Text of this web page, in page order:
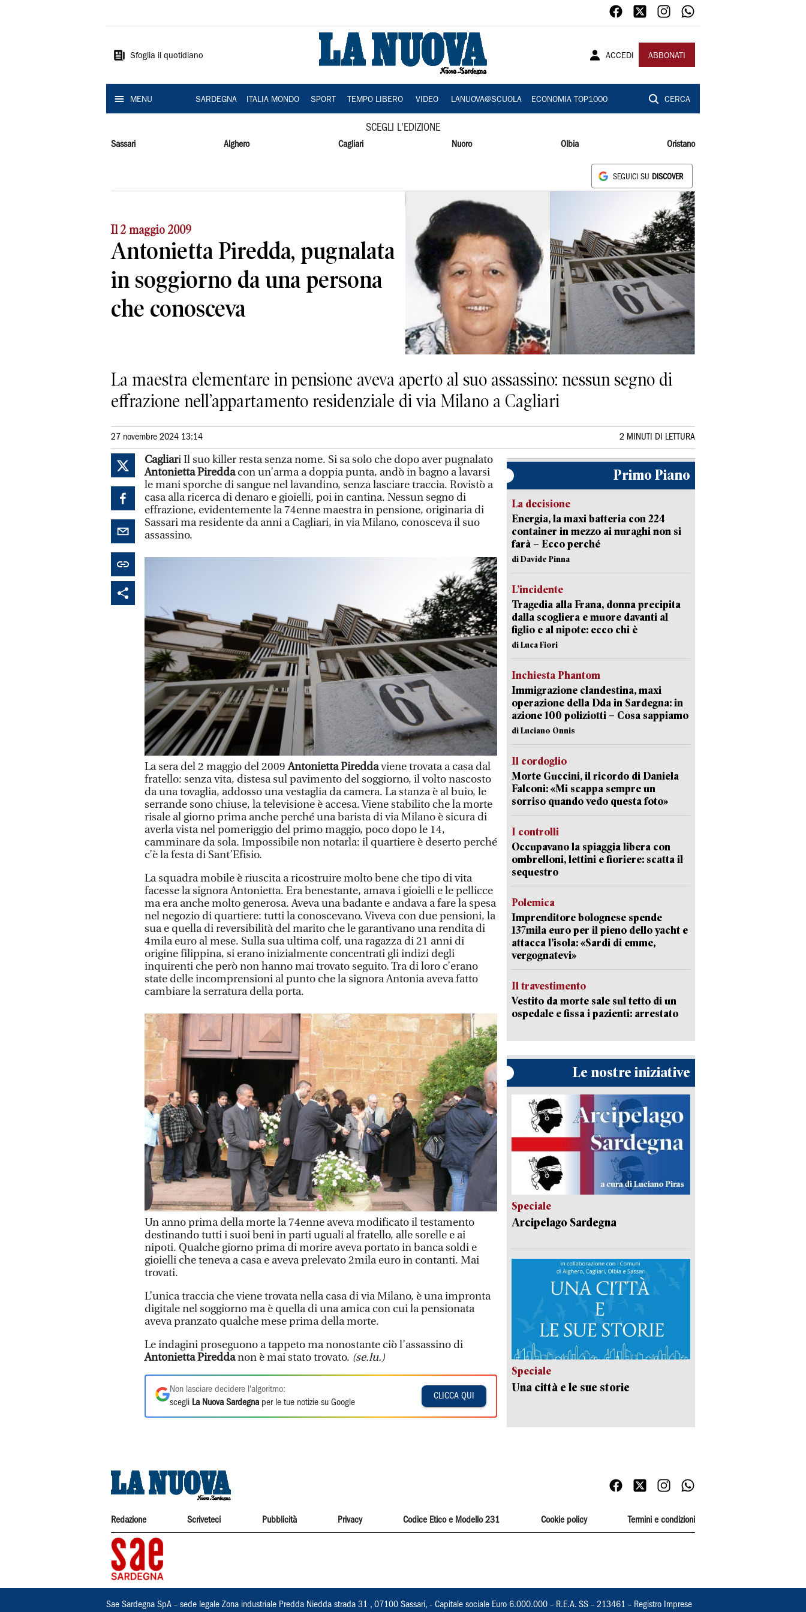
Sardegna
Sfoglia il quotidiano ACCEDI ABBONATI
MENU SARDEGNA ITALIA MONDO SPORT TEMPO LIBERO VIDEO LANUOVA@SCUOLA ECONOMIA TOP1000 CERCA
SCEGLI L'EDIZIONE
Sassari Alghero Cagliari Nuoro Olbia Oristano
SEGUICI SU DISCOVER
Il 2 maggio 2009
Antonietta Piredda, pugnalata
in soggiorno da una persona
che conosceva
La maestra elementare in pensione aveva aperto al suo assassino: nessun segno di
effrazione nell’appartamento residenziale di via Milano a Cagliari
27 novembre 2024 13:14 2 MINUTI DI LETTURA
Cagliari Il suo killer resta senza nome. Si sa solo che dopo aver pugnalato
Antonietta Pireddacon un’arma a doppia punta, andò in bagno a lavarsi
le mani sporche di sangue nel lavandino, senza lasciare traccia. Rovistò a
casa alla ricerca di denaro e gioielli, poi in cantina. Nessun segno di
effrazione, evidentemente la 74enne maestra in pensione, originaria di
Sassari ma residente da anni a Cagliari, in via Milano, conosceva il suo
assassino.
La sera del 2 maggio del 2009Antonietta Pireddaviene trovata a casa dal
fratello: senza vita, distesa sul pavimento del soggiorno, il volto nascosto
da una tovaglia, addosso una vestaglia da camera. La stanza è al buio, le
serrande sono chiuse, la televisione è accesa. Viene stabilito che la morte
risale al giorno prima anche perché una barista di via Milano è sicura di
averla vista nel pomeriggio del primo maggio, poco dopo le 14,
camminare da sola. Impossibile non notarla: il quartiere è deserto perché
c’è la festa di Sant’Efisio.
La squadra mobile è riuscita a ricostruire molto bene che tipo di vita
facesse la signora Antonietta. Era benestante, amava i gioielli e le pellicce
ma era anche molto generosa. Aveva una badante e andava a fare la spesa
nel negozio di quartiere: tutti la conoscevano. Viveva con due pensioni, la
sua e quella di reversibilità del marito che le garantivano una rendita di
4mila euro al mese. Sulla sua ultima colf, una ragazza di 21 anni di
origine filippina, si erano inizialmente concentrati gli indizi degli
inquirenti che però non hanno mai trovato seguito. Tra di loro c’erano
state delle incomprensioni al punto che la signora Antonia aveva fatto
cambiare la serratura della porta.
Un anno prima della morte la 74enne aveva modificato il testamento
destinando tutti i suoi beni in parti uguali al fratello, alle sorelle e ai
nipoti. Qualche giorno prima di morire aveva portato in banca soldi e
gioielli che teneva a casa e aveva prelevato 2mila euro in contanti. Mai
trovati.
L’unica traccia che viene trovata nella casa di via Milano, è una impronta
digitale nel soggiorno ma è quella di una amica con cui la pensionata
aveva pranzato qualche mese prima della morte.
Le indagini proseguono a tappeto ma nonostante ciò l’assassino di
Antonietta Pireddanon è mai stato trovato. (se.lu.)
Non lasciare decidere l'algoritmo:
scegli La Nuova Sardegna per le tue notizie su Google
CLICCA QUI
Primo Piano
La decisione
Energia, la maxi batteria con 224
container in mezzo ai nuraghi non si
farà – Ecco perché
di Davide Pinna
L’incidente
Tragedia alla Frana, donna precipita
dalla scogliera e muore davanti al
figlio e al nipote: ecco chi è
di Luca Fiori
Inchiesta Phantom
Immigrazione clandestina, maxi
operazione della Dda in Sardegna: in
azione 100 poliziotti – Cosa sappiamo
di Luciano Onnis
Il cordoglio
Morte Guccini, il ricordo di Daniela
Falconi: «Mi scappa sempre un
sorriso quando vedo questa foto»
I controlli
Occupavano la spiaggia libera con
ombrelloni, lettini e fioriere: scatta il
sequestro
Polemica
Imprenditore bolognese spende
137mila euro per il pieno dello yacht e
attacca l’isola: «Sardi di emme,
vergognatevi»
Il travestimento
Vestito da morte sale sul tetto di un
ospedale e fissa i pazienti: arrestato
Le nostre iniziative
Speciale
Arcipelago Sardegna
Speciale
Una città e le sue storie
Redazione Scriveteci Pubblicità Privacy Codice Etico e Modello 231 Cookie policy Termini e condizioni
Sae Sardegna SpA – sede legale Zona industriale Predda Niedda strada 31 , 07100 Sassari, - Capitale sociale Euro 6.000.000 – R.E.A. SS – 213461 – Registro Imprese